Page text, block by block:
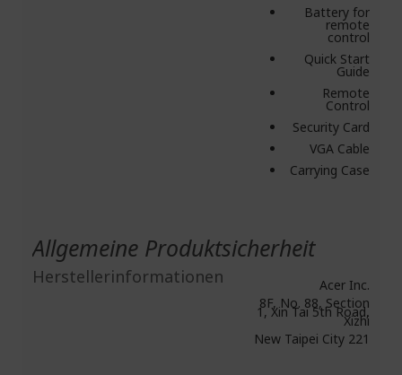
Battery for
remote
control
Quick Start
Guide
Remote
Control
Security Card
VGA Cable
Carrying Case
Allgemeine Produktsicherheit
Herstellerinformationen
Acer Inc.
8F, No. 88, Section
1, Xin Tai 5th Road,
Xizhi
New Taipei City 221